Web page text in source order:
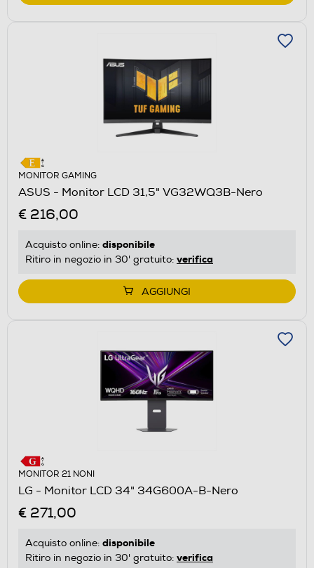
MONITOR GAMING
ASUS - Monitor LCD 31,5" VG32WQ3B-Nero
€ 216,00
Acquisto online: disponibile
Ritiro in negozio in 30' gratuito: verifica
AGGIUNGI
MONITOR 21 NONI
LG - Monitor LCD 34" 34G600A-B-Nero
€ 271,00
Acquisto online: disponibile
Ritiro in negozio in 30' gratuito: verifica